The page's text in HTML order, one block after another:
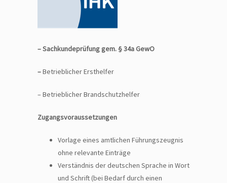
– Sachkundeprüfung gem. § 34a GewO
–Betrieblicher Ersthelfer
– Betrieblicher Brandschutzhelfer
Zugangsvoraussetzungen
Vorlage eines amtlichen Führungszeugnis
ohne relevante Einträge
Verständnis der deutschen Sprache in Wort
und Schrift (bei Bedarf durch einen